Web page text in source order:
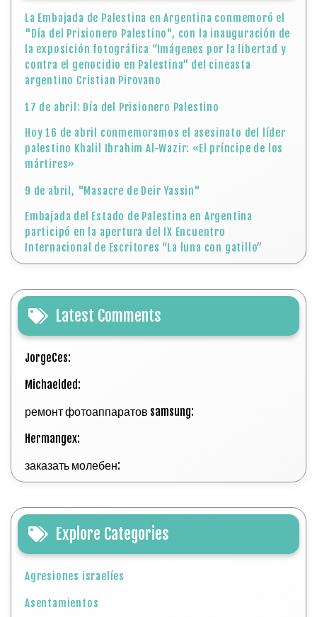
La Embajada de Palestina en Argentina conmemoró el
"Día del Prisionero Palestino", con la inauguración de
la exposición fotográfica “Imágenes por la libertad y
contra el genocidio en Palestina” del cineasta
argentino Cristian Pirovano
17 de abril: Día del Prisionero Palestino
Hoy 16 de abril conmemoramos el asesinato del líder
palestino Khalil Ibrahim Al-Wazir: «El príncipe de los
mártires»
9 de abril, "Masacre de Deir Yassin"
Embajada del Estado de Palestina en Argentina
participó en la apertura del IX Encuentro
Internacional de Escritores “La luna con gatillo”
Latest Comments
JorgeCes:
Michaelded:
ремонт фотоаппаратов samsung:
Hermangex:
заказать молебен:
Explore Categories
Agresiones israelíes
Asentamientos